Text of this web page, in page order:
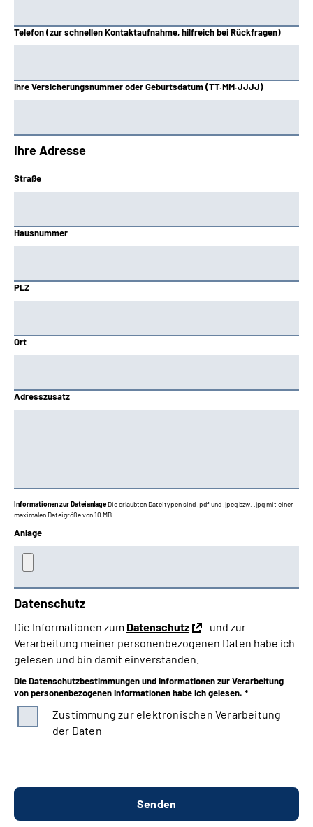
Telefon (zur schnellen Kontaktaufnahme, hilfreich bei Rückfragen)
Ihre Versicherungsnummer oder Geburtsdatum (TT.MM.JJJJ)
Ihre Adresse
Straße
Hausnummer
PLZ
Ort
Adresszusatz
Informationen zur Dateianlage Die erlaubten Dateitypen sind .pdf und .jpeg bzw. .jpg mit einer
maximalen Dateigröße von 10 MB.
Anlage
Datenschutz
Die Informationen zum Datenschutz
und zur
Verarbeitung meiner personenbezogenen Daten habe ich
gelesen und bin damit einverstanden.
Die Datenschutzbestimmungen und Informationen zur Verarbeitung
von personenbezogenen Informationen habe ich gelesen. *
Zustimmung zur elektronischen Verarbeitung
der Daten